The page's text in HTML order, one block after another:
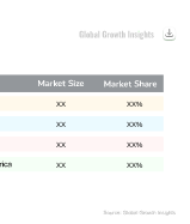
XX%
XX
XX%
XX
XX%
XX
XX%
XX